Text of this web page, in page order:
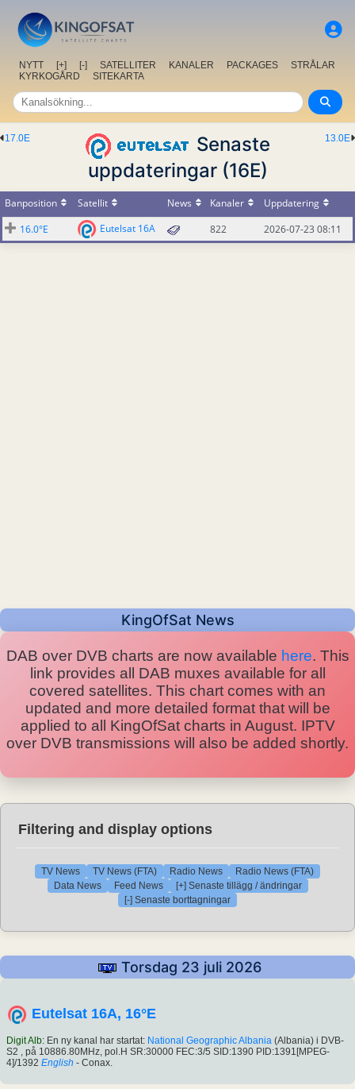
NYTT [+] [-] SATELLITER KANALER PACKAGES
STRÅLAR
KYRKOGÅRD
SITEKARTA
13.0E
17.0E
Senaste
uppdateringar (16E)
Banposition Satellit News Kanaler
Uppdatering
16.0°E
Eutelsat 16A 822 2026-07-23 08:11
KingOfSat News
DAB over DVB charts are now available here. This
link provides all DAB muxes available for all
covered satellites. This chart comes with an
updated and more detailed format that will be
applied to all KingOfSat charts in August. IPTV
over DVB transmissions will also be added shortly.
Filtering and display options
TV News TV News (FTA) Radio News
Radio News (FTA)
Data News
Feed News
[+] Senaste tillägg / ändringar
[-] Senaste borttagningar
Torsdag 23 juli 2026
Eutelsat 16A, 16°E
Digit Alb: En ny kanal har startat: National Geographic Albania (Albania) i DVB-
S2 , på 10886.80MHz, pol.H SR:30000 FEC:3/5 SID:1390 PID:1391[MPEG-
4]/1392 English - Conax.